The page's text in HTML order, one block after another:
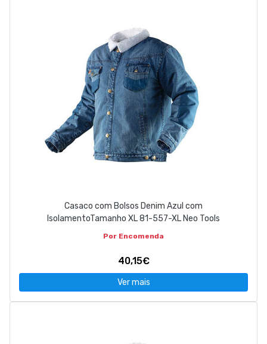
Casaco com Bolsos Denim Azul com
IsolamentoTamanho XL 81-557-XL Neo Tools
Por Encomenda
40,15€
Ver mais